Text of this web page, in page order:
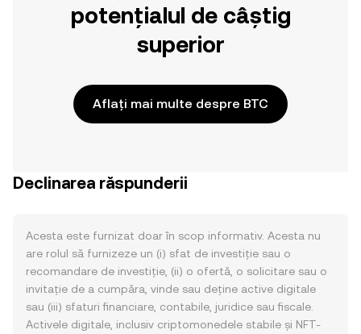
potențialul de câștig
superior
Aflați mai multe despre BTC
Declinarea răspunderii
Acesta este furnizat doar în scop informativ. Acesta nu
are rolul să furnizeze un (i) sfat de investiție sau o
recomandare de investiție, (ii) o ofertă, o solicitare sau o
invitație de a cumpăra, vinde sau deține active digitale
sau (iii) sfaturi financiare, contabile, juridice sau fiscale.
Activele digitale, inclusiv criptomonedele stabile și NFT-